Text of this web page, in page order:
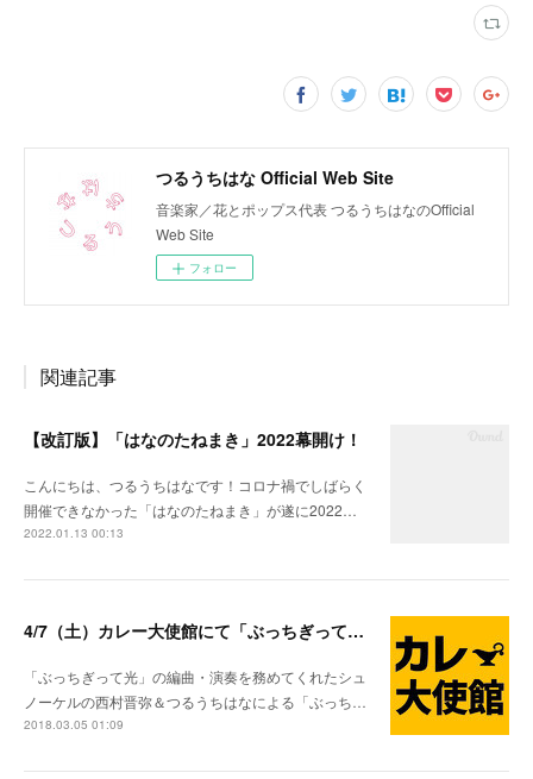
つるうちはな Official Web Site
音楽家／花とポップス代表 つるうちはなのOfficial
Web Site
フォロー
関連記事
【改訂版】「はなのたねまき」2022幕開け！
こんにちは、つるうちはなです！コロナ禍でしばらく
開催できなかった「はなのたねまき」が遂に2022…
2022.01.13 00:13
4/7（土）カレー大使館にて「ぶっちぎって光」リリース記念イベント開催！
「ぶっちぎって光」の編曲・演奏を務めてくれたシュ
ノーケルの西村晋弥＆つるうちはなによる「ぶっち…
2018.03.05 01:09